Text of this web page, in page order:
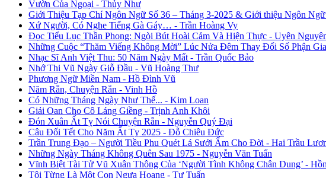
Vườn Của Ngoại - Thủy Như
Giới Thiệu Tạp Chí Ngôn Ngữ Số 36 – Tháng 3-2025 & Giới thiệu Ngôn
Xứ Người, Có Nghe Tiếng Gà Gáy… - Trần Hoàng Vy
Đọc Tiểu Lục Thần Phong: Ngòi Bút Hoài Cảm Và Hiện Thực - Uyên
Những Cuộc “Thăm Viếng Không Mời” Lúc Nửa Đêm Thay Đổi Số Phận
Nhạc Sĩ Anh Việt Thu: 50 Năm Ngày Mất - Trần Quốc Bảo
Nhớ Thi Vũ Ngày Giỗ Đầu - Vũ Hoàng Thư
Phương Ngữ Miền Nam - Hồ Đình Vũ
Năm Rắn, Chuyện Rắn - Vinh Hồ
Có Những Tháng Ngày Như Thế... - Kim Loan
Giải Oan Cho Cô Láng Giềng - Trịnh Anh Khôi
Đón Xuân Ất Tỵ Nói Chuyện Rắn - Nguyễn Quý Đại
Câu Đối Tết Cho Năm Ất Tỵ 2025 - Đỗ Chiêu Đức
Trần Trung Đạo – Người Tiều Phu Quét Lá Sưởi Ấm Cho Đời - Hai Trầu
Những Ngày Tháng Không Quên Sau 1975 - Nguyễn Văn Tuấn
Vĩnh Biệt Tài Tử Vũ Xuân Thông Của ‘Người Tình Không Chân Dung’ -
Tôi Từng Là Một Con Ngựa Hoang - Tư Tuấn